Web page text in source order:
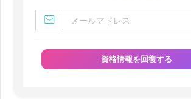
資格情報を回復する